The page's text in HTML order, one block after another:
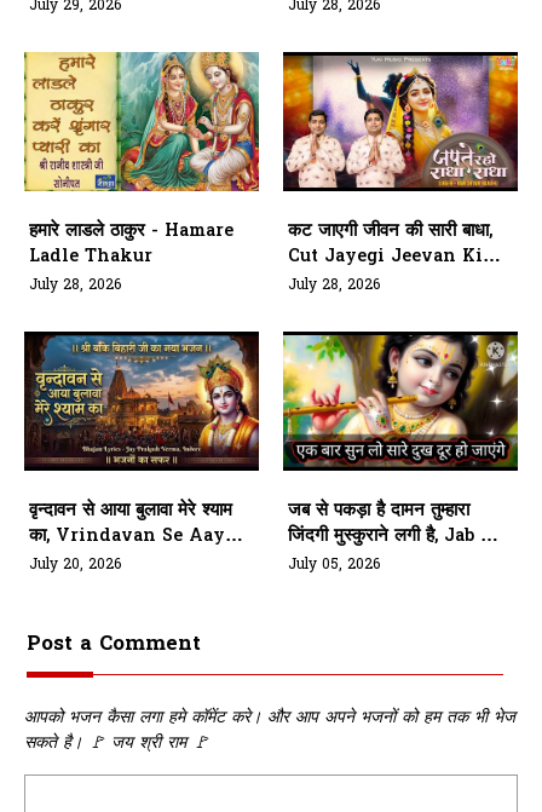
July 29, 2026 July 28, 2026
हमारे लाडले ठाकुर - Hamare
Ladle Thakur
July 28, 2026
कट जाएगी जीवन की सारी बाधा,
Cut Jayegi Jeevan Ki
Sari Badha
July 28, 2026
वृन्दावन से आया बुलावा मेरे श्याम
का, Vrindavan Se Aaya
Bulawa Mere Shyam Ka
July 20, 2026
जब से पकड़ा है दामन तुम्हारा
जिंदगी मुस्कुराने लगी है, Jab Se
Pakda Hai Daman
July 05, 2026
Post a Comment
आपको भजन कैसा लगा हमे कॉमेंट करे। और आप अपने भजनों को हम तक भी भेज
सकते है। 🚩 जय श्री राम 🚩